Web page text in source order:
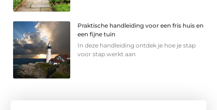
Praktische handleiding voor een fris huis en
een fijne tuin
In deze handleiding ontdek je hoe je stap
voor stap werkt aan